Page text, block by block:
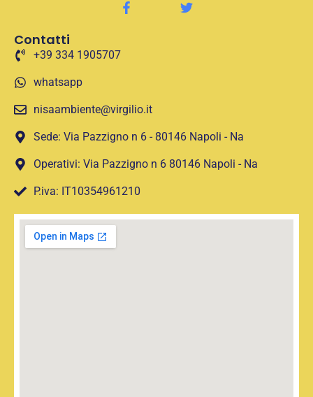
Contatti
+39 334 1905707
whatsapp
nisaambiente@virgilio.it
Sede: Via Pazzigno n 6 - 80146 Napoli - Na
Operativi: Via Pazzigno n 6 80146 Napoli - Na
P.iva: IT10354961210